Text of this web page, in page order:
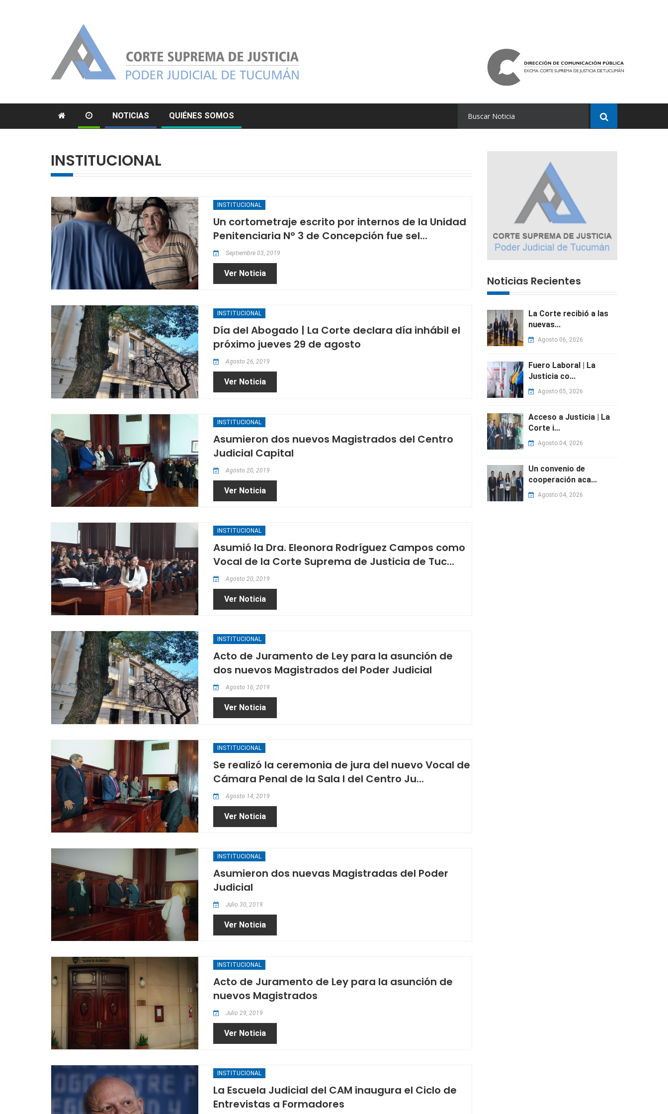
NOTICIAS QUIÉNES SOMOS
INSTITUCIONAL
INSTITUCIONAL
Un cortometraje escrito por internos de la Unidad
Penitenciaria N° 3 de Concepción fue sel...
Septiembre 03, 2019
Ver Noticia
INSTITUCIONAL
Día del Abogado | La Corte declara día inhábil el
próximo jueves 29 de agosto
Agosto 26, 2019
Ver Noticia
INSTITUCIONAL
Asumieron dos nuevos Magistrados del Centro
Judicial Capital
Agosto 20, 2019
Ver Noticia
INSTITUCIONAL
Asumió la Dra. Eleonora Rodríguez Campos como
Vocal de la Corte Suprema de Justicia de Tuc...
Agosto 20, 2019
Ver Noticia
INSTITUCIONAL
Acto de Juramento de Ley para la asunción de
dos nuevos Magistrados del Poder Judicial
Agosto 16, 2019
Ver Noticia
INSTITUCIONAL
Se realizó la ceremonia de jura del nuevo Vocal de
Cámara Penal de la Sala I del Centro Ju...
Agosto 14, 2019
Ver Noticia
INSTITUCIONAL
Asumieron dos nuevas Magistradas del Poder
Judicial
Julio 30, 2019
Ver Noticia
INSTITUCIONAL
Acto de Juramento de Ley para la asunción de
nuevos Magistrados
Julio 29, 2019
Ver Noticia
INSTITUCIONAL
La Escuela Judicial del CAM inaugura el Ciclo de
Entrevistas a Formadores
Noticias Recientes
La Corte recibió a las
nuevas...
Agosto 06, 2026
Fuero Laboral | La
Justicia co...
Agosto 05, 2026
Acceso a Justicia | La
Corte i...
Agosto 04, 2026
Un convenio de
cooperación aca...
Agosto 04, 2026